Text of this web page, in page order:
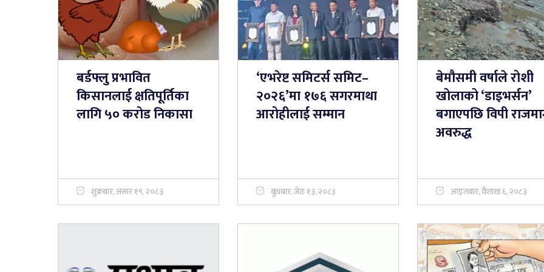
बर्डफ्लु प्रभावित
किसानलाई क्षतिपूर्तिका
लागि ५० करोड निकासा
शुक्रबार, असार १९, २०८३
‘एभरेष्ट समिटर्स समिट–
२०२६’मा १७६ सगरमाथा
आरोहीलाई सम्मान
बुधबार, जेठ १३, २०८३
बेमौसमी वर्षाले रोशी
खोलाको ‘डाइभर्सन’
बगाएपछि विपी
अवरुद्ध
आइतबार, वैशाख ६, २०८३